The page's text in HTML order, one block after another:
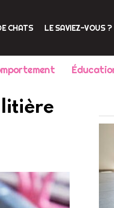
CHATS LE SAVIEZ-VOUS ?
litière